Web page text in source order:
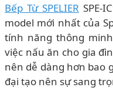
Bếp Từ SPELIER SPE-
model mới nhất của
tính năng thông
việc nấu ăn cho gia
nên dễ dàng hơn bao
đại tạo nên sự sang